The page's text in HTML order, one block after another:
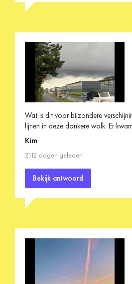
Wat is dit voor bijzondere
lijnen in deze donkere wolk. Er
Kim
2112 dagen geleden
Bekijk antwoord